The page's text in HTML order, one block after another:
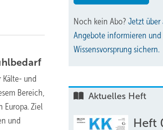
Kälte- und
Bereich,
Europa. Ziel
und
Noch kein Abo? Jetzt über
Angebote informieren und
Wissensvorsprung sichern.
Aktuelles Heft
Heft